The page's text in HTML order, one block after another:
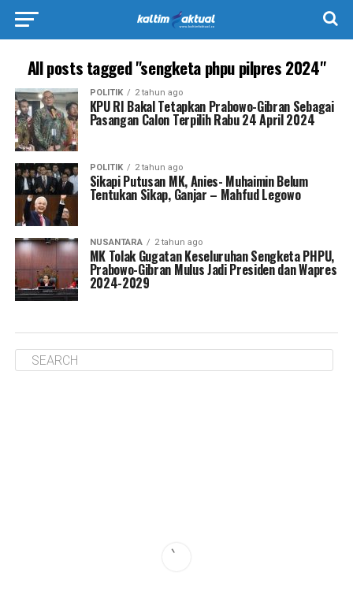
All posts tagged "sengketa phpu pilpres 2024"
POLITIK 2 tahun ago
KPU RI Bakal Tetapkan Prabowo-Gibran Sebagai
Pasangan Calon Terpilih Rabu 24 April 2024
POLITIK 2 tahun ago
Sikapi Putusan MK, Anies- Muhaimin Belum
Tentukan Sikap, Ganjar – Mahfud Legowo
NUSANTARA 2 tahun ago
MK Tolak Gugatan Keseluruhan Sengketa PHPU,
Prabowo-Gibran Mulus Jadi Presiden dan Wapres
2024-2029